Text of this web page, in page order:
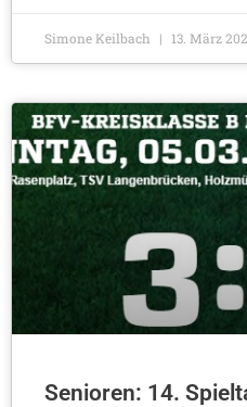
Simone Keilbach 13. März
Senioren: 14.